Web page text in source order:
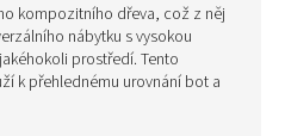
kompozitního dřeva, což z něj
nábytku s vysokou
prostředí. Tento
k přehlednému urovnání bot a